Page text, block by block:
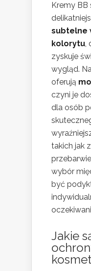
Kremy BB
subtelne
kolorytu,
zyskuje
wygląd.
oferują
czyni je
dla osób
takich jak
wybór
być
Jakie